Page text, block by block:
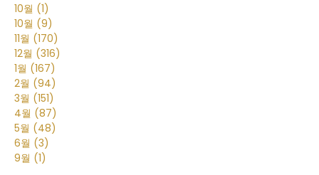
10월 (1)
10월 (9)
11월 (170)
12월 (316)
1월 (167)
2월 (94)
3월 (151)
4월 (87)
5월 (48)
6월 (3)
9월 (1)